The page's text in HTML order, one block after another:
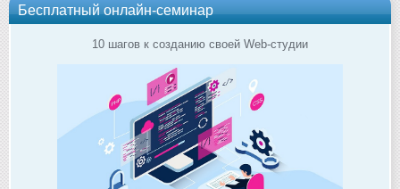
Бесплатный онлайн-семинар
10 шагов к созданию своей Web-студии